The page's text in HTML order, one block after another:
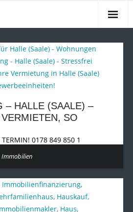
– HALLE (SAALE) –
SO
TERMIN! 0178 849 850 1
Immobilien